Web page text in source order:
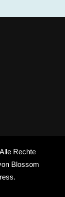
Rechte
Blossom
.